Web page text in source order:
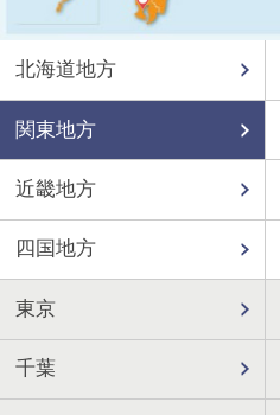
北海道地方
関東地方
近畿地方
四国地方
東京
千葉